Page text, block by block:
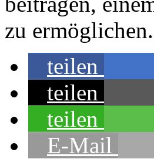
zu ermöglichen.
teilen
teilen
teilen
E-Mail